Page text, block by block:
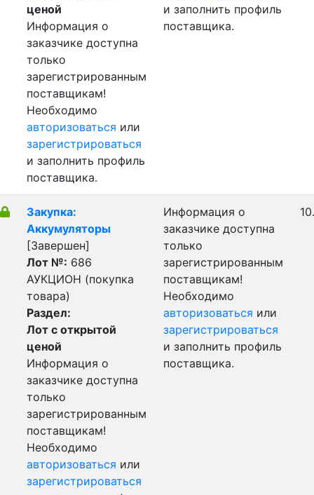
ценой
Информация о
заказчике доступна
только
зарегистрированным
поставщикам!
Необходимо
авторизоваться или
зарегистрироваться
и заполнить профиль
поставщика.
и заполнить профиль
поставщика.
Закупка:
Аккумуляторы
[Завершен]
Лот №: 686
АУКЦИОН (покупка
товара)
Раздел:
Лот с открытой
ценой
Информация о
заказчике доступна
только
зарегистрированным
поставщикам!
Необходимо
авторизоваться или
зарегистрироваться
Информация о
заказчике доступна
только
зарегистрированным
поставщикам!
Необходимо
авторизоваться или
зарегистрироваться
и заполнить профиль
поставщика.